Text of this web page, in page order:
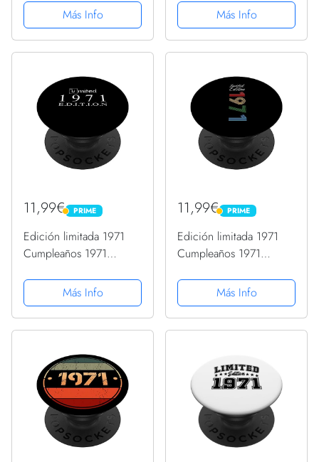
PopSockets PopGrip
Intercambiable
Más Info
PopSockets PopGrip
Intercambiable
Más Info
11,99€ PRIME
PRIME
Edición limitada 1971
Cumpleaños 1971
PopSockets PopGrip
Intercambiable
Más Info
11,99€ PRIME
PRIME
Edición limitada 1971
Cumpleaños 1971
PopSockets PopGrip
Intercambiable
Más Info